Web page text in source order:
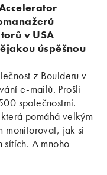
v USA
úspěšnou
z Boulderu v
e-mailů. Prošli
společnostmi.
pomáhá velkým
monitorovat, jak si
sítích. A mnoho